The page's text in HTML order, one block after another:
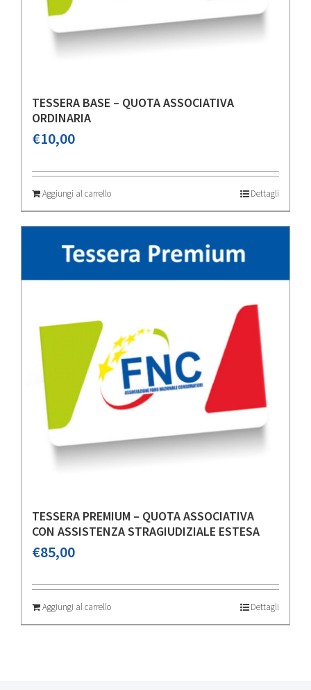
TESSERA BASE – QUOTA ASSOCIATIVA
ORDINARIA
€10,00
Aggiungi al carrello Dettagli
TESSERA PREMIUM – QUOTA ASSOCIATIVA
CON ASSISTENZA STRAGIUDIZIALE ESTESA
€85,00
Aggiungi al carrello Dettagli